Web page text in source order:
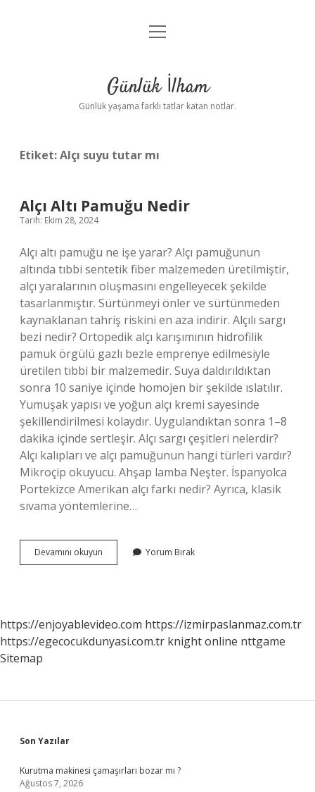
Anasayfa
Yasal Uyarı
menüyü
Günlük İlham
Günlük yaşama farklı tatlar katan notlar.
Etiket:Alçı suyu tutar mı
Alçı Altı Pamuğu Nedir
Tarih: Ekim 28, 2024
Alçı altı pamuğu ne işe yarar? Alçı pamuğunun
altında tıbbi sentetik fiber malzemeden üretilmiştir,
alçı yaralarının oluşmasını engelleyecek şekilde
tasarlanmıştır. Sürtünmeyi önler ve sürtünmeden
kaynaklanan tahriş riskini en aza indirir. Alçılı sargı
bezi nedir? Ortopedik alçı karışımının hidrofilik
pamuk örgülü gazlı bezle emprenye edilmesiyle
üretilen tıbbi bir malzemedir. Suya daldırıldıktan
sonra 10 saniye içinde homojen bir şekilde ıslatılır.
Yumuşak yapısı ve yoğun alçı kremi sayesinde
şekillendirilmesi kolaydır. Uygulandıktan sonra 1–8
dakika içinde sertleşir. Alçı sargı çeşitleri nelerdir?
Alçı kalıpları ve alçı pamuğunun hangi türleri vardır?
Mikroçip okuyucu. Ahşap lamba Neşter. İspanyolca
Portekizce Amerikan alçı farkı nedir? Ayrıca, klasik
sıvama yöntemlerine…
Devamını okuyun
Altı
Yorum Bırak
https://enjoyablevideo.com https://izmirpaslanmaz.com.tr
https://egecocukdunyasi.com.tr knight online nttgame
Sitemap
Sidebar
Son Yazılar
Kurutma makinesi çamaşırları bozar mı ?
Ağustos 7, 2026